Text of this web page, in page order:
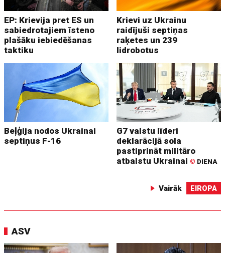
EP: Krievija pret ES un
sabiedrotajiem īsteno
plašāku iebiedēšanas
taktiku
Krievi uz Ukrainu
raidījuši septiņas
raķetes un 239
lidrobotus
Beļģija nodos Ukrainai
septiņus F-16
G7 valstu līderi
deklarācijā sola
pastiprināt militāro
atbalstu Ukrainai © DIENA
Vairāk EIROPA
ASV